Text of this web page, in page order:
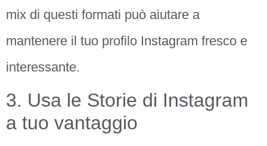
mix di questi formati può aiutare a
mantenere il tuo profilo Instagram fresco e
interessante.
3. Usa le Storie di Instagram
a tuo vantaggio